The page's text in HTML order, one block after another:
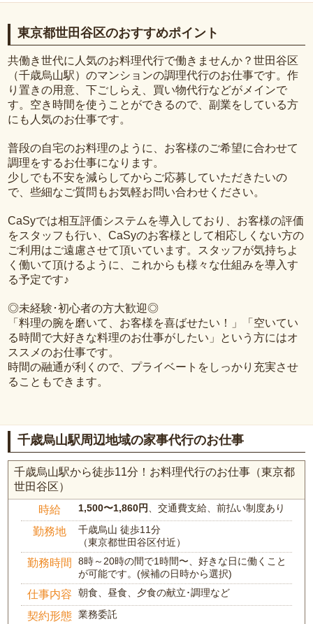
東京都世田谷区のおすすめポイント
共働き世代に人気のお料理代行で働きませんか？世田谷区
（千歳烏山駅）のマンションの調理代行のお仕事です。作
り置きの用意、下ごしらえ、買い物代行などがメインで
す。空き時間を使うことができるので、副業をしている方
にも人気のお仕事です。
普段の自宅のお料理のように、お客様のご希望に合わせて
調理をするお仕事になります。
少しでも不安を減らしてからご応募していただきたいの
で、些細なご質問もお気軽お問い合わせください。
CaSyでは相互評価システムを導入しており、お客様の評価
をスタッフも行い、CaSyのお客様として相応しくない方の
ご利用はご遠慮させて頂いています。スタッフが気持ちよ
く働いて頂けるように、これからも様々な仕組みを導入す
る予定です♪
◎未経験･初心者の方大歓迎◎
「料理の腕を磨いて、お客様を喜ばせたい！」「空いてい
る時間で大好きな料理のお仕事がしたい」という方にはオ
ススメのお仕事です。
時間の融通が利くので、プライベートをしっかり充実させ
ることもできます。
千歳烏山駅周辺地域の家事代行のお仕事
千歳烏山駅から徒歩11分！お料理代行のお仕事（東京都
世田谷区）
時給 1,500〜1,860円、交通費支給、前払い制度あり
勤務地
千歳烏山 徒歩11分
（東京都世田谷区付近）
勤務時間
8時～20時の間で1時間〜、好きな日に働くこと
が可能です。(候補の日時から選択)
仕事内容 朝食、昼食、夕食の献立･調理など
契約形態 業務委託